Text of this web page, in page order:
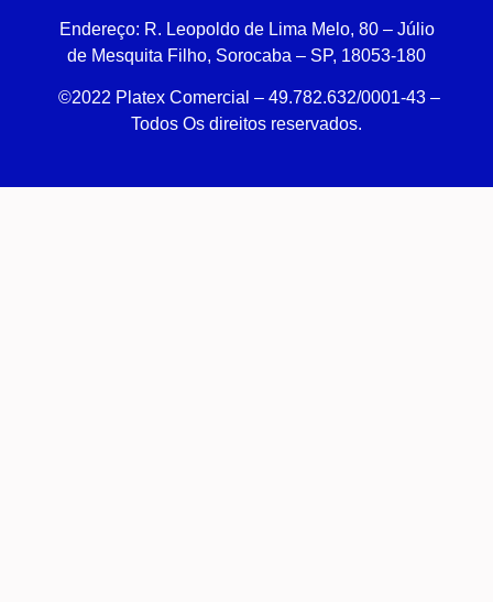
Endereço: R. Leopoldo de Lima Melo, 80 – Júlio
de Mesquita Filho, Sorocaba – SP, 18053-180
©2022 Platex Comercial – 49.782.632/0001-43 –
Todos Os direitos reservados.